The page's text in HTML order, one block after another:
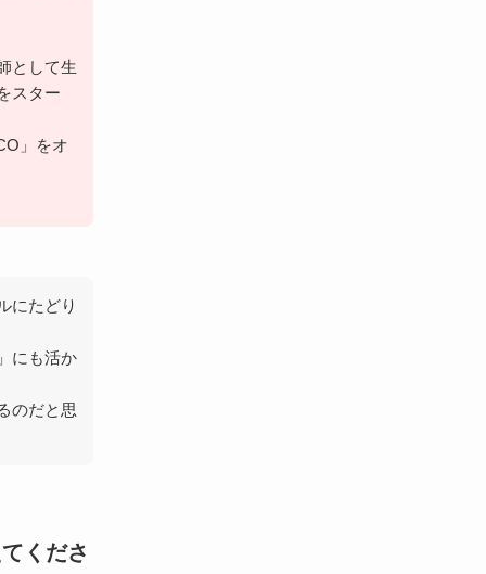
として生
スター
」をオ
にたどり
にも活か
のだと思
くださ